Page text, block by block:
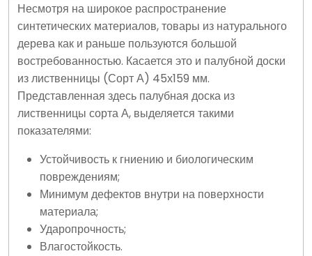
Несмотря на широкое распространение
синтетических материалов, товары из натурального
дерева как и раньше пользуются большой
востребованностью. Касается это и палубной доски
из лиственницы (Сорт А) 45х159 мм.
Представленная здесь палубная доска из
лиственницы сорта А, выделяется такими
показателями:
Устойчивость к гниению и биологическим
повреждениям;
Минимум дефектов внутри на поверхности
материала;
Ударопрочность;
Влагостойкость.